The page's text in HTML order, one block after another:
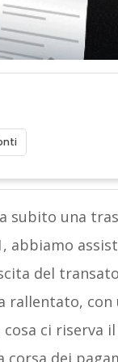
subito una
abbiamo
del
rallentato,
cosa ci riserva
dei